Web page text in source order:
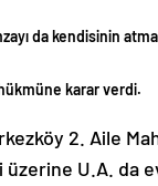
da kendisinin
karar verdi.
2. Aile
üzerine U.A. da